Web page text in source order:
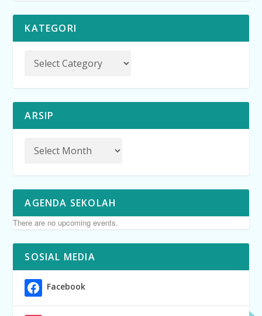
KATEGORI
ARSIP
AGENDA SEKOLAH
There are no upcoming events.
SOSIAL MEDIA
Facebook